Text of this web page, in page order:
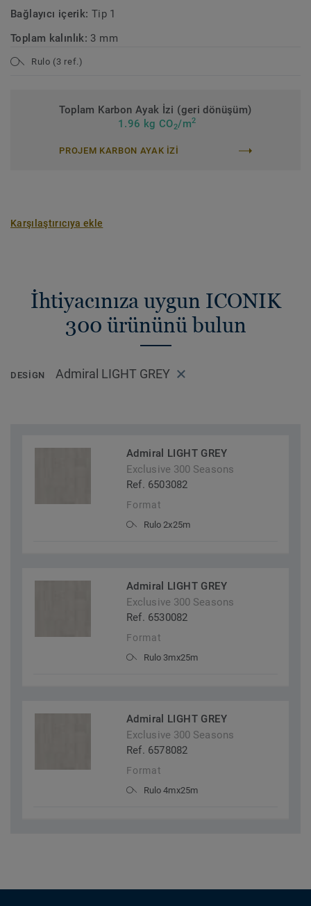
Bağlayıcı içerik: Tip 1
Toplam kalınlık: 3 mm
Rulo (3 ref.)
Toplam Karbon Ayak İzi (geri dönüşüm)
1.96 kg CO2/m2
PROJEM KARBON AYAK IZI
Karşılaştırıcıya ekle
İhtiyacınıza uygun ICONIK
300 ürününü bulun
DESIGN Admiral LIGHT GREY
Admiral LIGHT GREY
Exclusive 300 Seasons
Ref. 6503082
Format
Rulo 2x25m
Admiral LIGHT GREY
Exclusive 300 Seasons
Ref. 6530082
Format
Rulo 3mx25m
Admiral LIGHT GREY
Exclusive 300 Seasons
Ref. 6578082
Format
Rulo 4mx25m